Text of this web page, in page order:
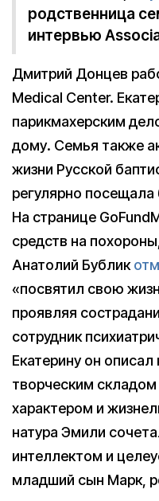
родственница
интервью
Дмитрий Донцев
Medical Center.
парикмахерским
дому. Семья также
жизни Русской
регулярно
На странице
средств на
Анатолий Бублик
«посвятил свою
проявляя
сотрудник
Екатерину он описал
творческим
характером и
натура Эмили
интеллектом и
младший сын Марк,